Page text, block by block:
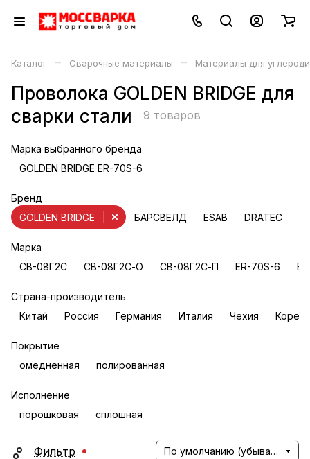
Каталог – Сварочные материалы – Материалы для
Проволока GOLDEN BRIDGE для
сварки стали
9 товаров
Марка выбранного бренда
GOLDEN BRIDGE ER-70S-6
Бренд
БАРСВЕЛД
ESAB DRATEC
GOLDEN BRIDGE
Марка
СВ-08Г2С
СВ-08Г2С-О СВ-08Г2С-П ER-70S-6
Страна-производитель
Китай
Россия Германия Италия Чехия Корея
Покрытие
омедненная
полированная
Исполнение
порошковая
сплошная
Фильтр По умолчанию (убывание)